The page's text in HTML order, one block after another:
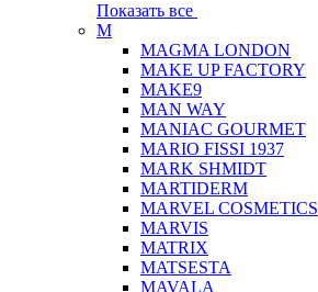
Показать все
M
MAGMA LONDON
MAKE UP FACTORY
MAKE9
MAN WAY
MANIAC GOURMET
MARIO FISSI 1937
MARK SHMIDT
MARTIDERM
MARVEL COSMETICS
MARVIS
MATRIX
MATSESTA
MAVALA